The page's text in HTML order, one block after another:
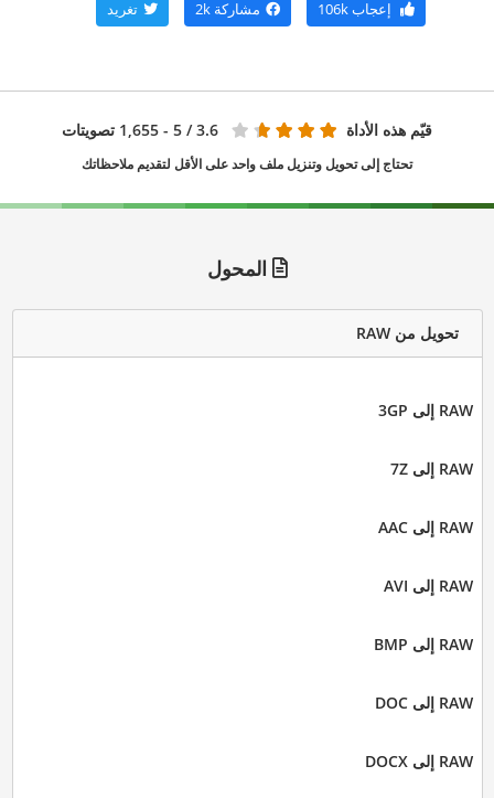
إعجاب106k مشاركة 2k تغريد
قيّم هذه الأداة 3.6 / 5 - 1,655 تصويتات
تحتاج إلى تحويل وتنزيل ملف واحد على الأقل لتقديم ملاحظاتك
المحول
تحويل من RAW
RAW إلى 3GP
RAW إلى 7Z
RAW إلى AAC
RAW إلى AVI
RAW إلى BMP
RAW إلى DOC
RAW إلى DOCX